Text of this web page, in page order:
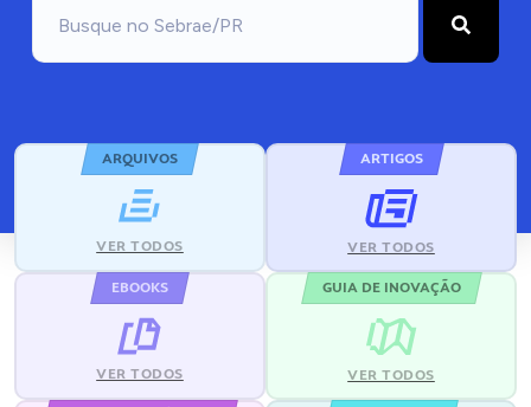
ARQUIVOS
VER TODOS
ARTIGOS
VER TODOS
EBOOKS
VER TODOS
GUIA DE INOVAÇÃO
VER TODOS